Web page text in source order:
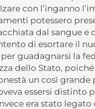
con l’inganno
potessero
dal sangue e
di esortare il
guadagnarsi la
dello Stato,
un così grande
essersi distinto
era stato legato